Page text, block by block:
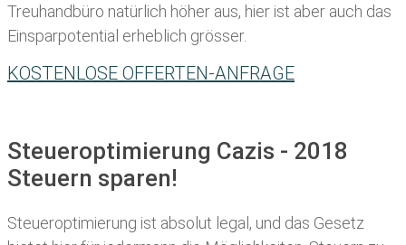
Treuhandbüro natürlich höher aus, hier ist aber auch das
Einsparpotential erheblich grösser.
KOSTENLOSE OFFERTEN-ANFRAGE
Steueroptimierung Cazis - 2018
Steuern sparen!
Steueroptimierung ist absolut legal, und das Gesetz